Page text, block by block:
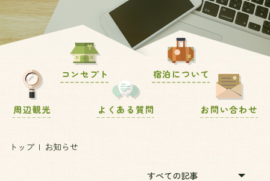
コンセプト 宿泊について
周辺観光 よくある質問 お問い合わせ
トップ お知らせ